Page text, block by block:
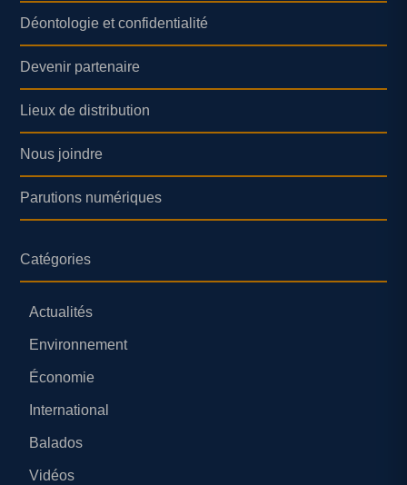
Déontologie et confidentialité
Devenir partenaire
Lieux de distribution
Nous joindre
Parutions numériques
Catégories
Actualités
Environnement
Économie
International
Balados
Vidéos